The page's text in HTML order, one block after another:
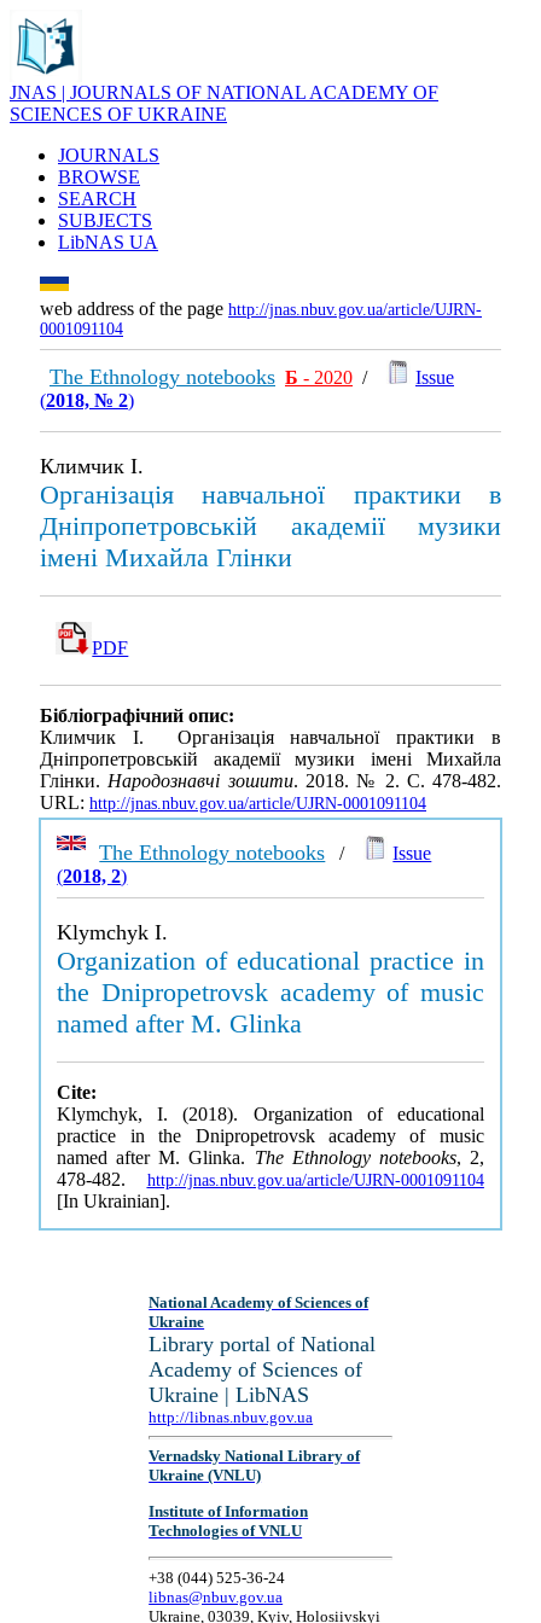
JNAS | JOURNALS OF NATIONAL ACADEMY OF
SCIENCES OF UKRAINE
JOURNALS
BROWSE
SEARCH
SUBJECTS
LibNAS UA
web address of the page http://jnas.nbuv.gov.ua/article/UJRN-
0001091104
The Ethnology notebooks Б - 2020 /
Issue
(2018, № 2)
Климчик І.
Організація навчальної практики в
Дніпропетровській академії музики
імені Михайла Глінки
PDF
Бібліографічний опис:
Климчик І. Організація навчальної практики в
Дніпропетровській академії музики імені Михайла
Глінки.Народознавчі зошити. 2018. № 2. С. 478-482.
URL: http://jnas.nbuv.gov.ua/article/UJRN-0001091104
The Ethnology notebooks /
Issue
(2018, 2)
Klymchyk I.
Organization of educational practice in
the Dnipropetrovsk academy of music
named after M. Glinka
Cite:
Klymchyk, I. (2018). Organization of educational
practice in the Dnipropetrovsk academy of music
named after M. Glinka. The Ethnology notebooks, 2,
478-482. http://jnas.nbuv.gov.ua/article/UJRN-0001091104
[In Ukrainian].
National Academy of Sciences of
Ukraine
Library portal of National
Academy of Sciences of
Ukraine | LibNAS
http://libnas.nbuv.gov.ua
Vernadsky National Library of
Ukraine (VNLU)
Institute of Information
Technologies of VNLU
+38 (044) 525-36-24
libnas@nbuv.gov.ua
Ukraine, 03039, Kyiv, Holosiivskyi